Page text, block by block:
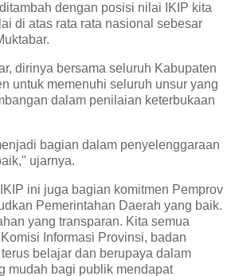
dengan posisi nilai IKIP kita
di atas rata rata nasional sebesar
dirinya bersama seluruh Kabupaten
untuk memenuhi seluruh unsur yang
dalam penilaian keterbukaan
bagian dalam penyelenggaraan
ujarnya.
ini juga bagian komitmen Pemprov
Pemerintahan Daerah yang baik.
yang transparan. Kita semua
Informasi Provinsi, badan
belajar dan berupaya dalam
mudah bagi publik mendapat